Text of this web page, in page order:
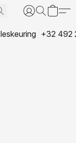
+32 492